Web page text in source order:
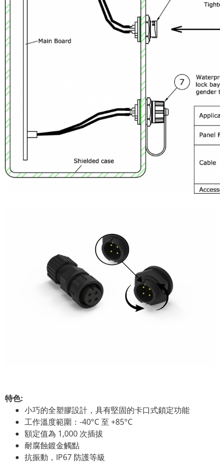
特色:
小巧的全塑膠設計，具有堅固的卡口式鎖定功能
工作溫度範圍：-40°C 至 +85°C
額定值為 1,000 次插拔
耐腐蝕鍍金觸點
抗振動，IP67 防護等級